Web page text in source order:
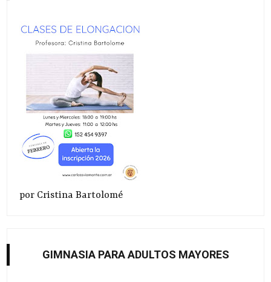
por Cristina Bartolomé
GIMNASIA PARA ADULTOS MAYORES